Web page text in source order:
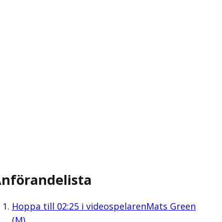
Hoppa till 02:25i videospelarenMats Green